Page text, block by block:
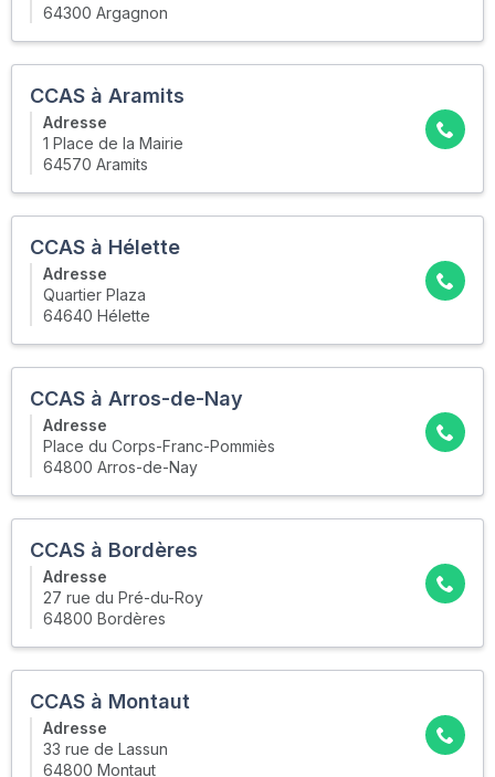
64300 Argagnon
CCAS à Aramits
Adresse
1 Place de la Mairie
64570 Aramits
CCAS à Hélette
Adresse
Quartier Plaza
64640 Hélette
CCAS à Arros-de-Nay
Adresse
Place du Corps-Franc-Pommiès
64800 Arros-de-Nay
CCAS à Bordères
Adresse
27 rue du Pré-du-Roy
64800 Bordères
CCAS à Montaut
Adresse
33 rue de Lassun
64800 Montaut